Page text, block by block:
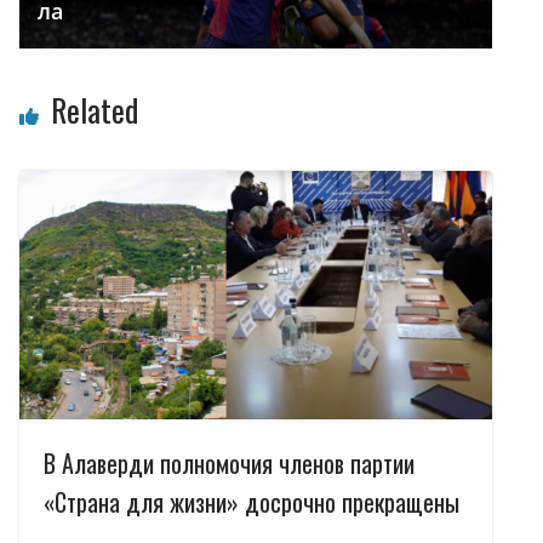
ла
Related
В Алаверди полномочия членов партии
«Страна для жизни» досрочно прекращены